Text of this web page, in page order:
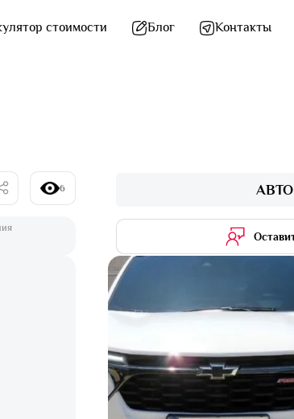
стоимости Блог Контакты
6